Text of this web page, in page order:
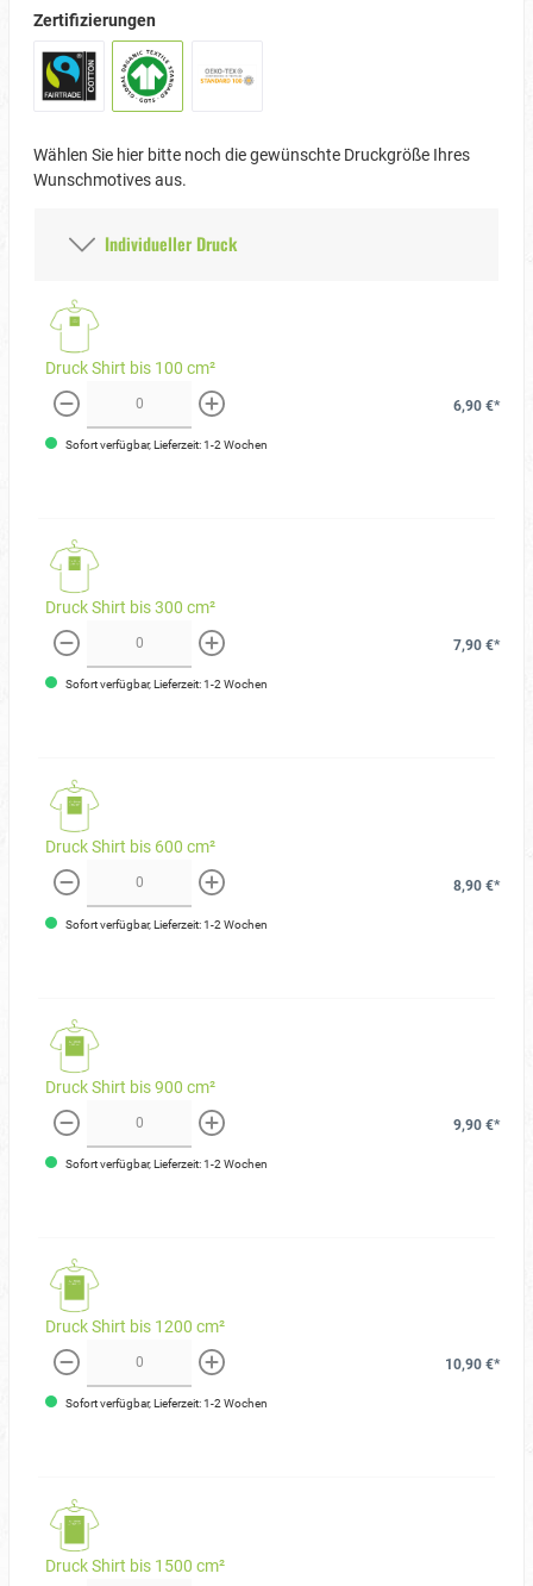
Zertifizierungen
Wählen Sie hier bitte noch die gewünschte Druckgröße Ihres
Wunschmotives aus.
Individueller Druck
Druck Shirt bis 100 cm²
weniger mehr
6,90 €*
Sofort verfügbar, Lieferzeit: 1-2 Wochen
Druck Shirt bis 300 cm²
weniger mehr
7,90 €*
Sofort verfügbar, Lieferzeit: 1-2 Wochen
Druck Shirt bis 600 cm²
weniger mehr
8,90 €*
Sofort verfügbar, Lieferzeit: 1-2 Wochen
Druck Shirt bis 900 cm²
weniger mehr
9,90 €*
Sofort verfügbar, Lieferzeit: 1-2 Wochen
Druck Shirt bis 1200 cm²
weniger mehr
10,90 €*
Sofort verfügbar, Lieferzeit: 1-2 Wochen
Druck Shirt bis 1500 cm²